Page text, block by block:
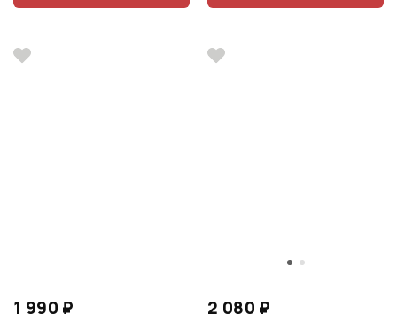
1 990 ₽ 2 080 ₽